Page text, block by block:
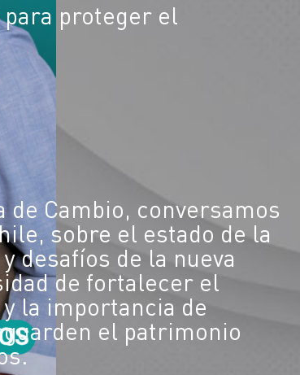
proteger el
de Cambio, conversamos
sobre el estado de la
desafíos de la nueva
de fortalecer el
la importancia de
el patrimonio